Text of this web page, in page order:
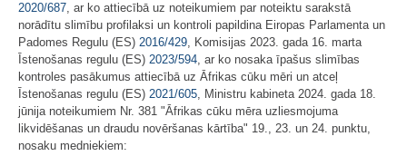
2020/687, ar ko attiecībā uz noteikumiem par noteiktu sarakstā
norādītu slimību profilaksi un kontroli papildina Eiropas Parlamenta un
Padomes Regulu (ES) 2016/429, Komisijas 2023. gada 16. marta
Īstenošanas regulu (ES) 2023/594, ar ko nosaka īpašus slimības
kontroles pasākumus attiecībā uz Āfrikas cūku mēri un atceļ
Īstenošanas regulu (ES) 2021/605, Ministru kabineta 2024. gada 18.
jūnija noteikumiem Nr. 381 "Āfrikas cūku mēra uzliesmojuma
likvidēšanas un draudu novēršanas kārtība" 19., 23. un 24. punktu,
nosaku medniekiem: